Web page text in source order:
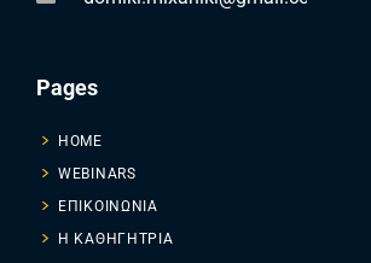
Pages
HOME
WEBINARS
ΕΠΙΚΟΙΝΩΝΙΑ
Η ΚΑΘΗΓΗΤΡΙΑ